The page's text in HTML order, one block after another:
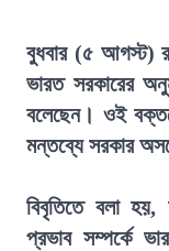
বুধবার (৫ আগস্ট)
ভারত সরকারের
বলেছেন। ওই
মন্তব্যে সরকার
বিবৃতিতে বলা
প্রভাব সম্পর্কে